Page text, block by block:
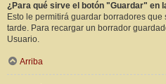
¿Para qué sirve el botón "Guardar" en
Esto le permitirá guardar borradores
tarde. Para recargar un borrador
Usuario.
Arriba